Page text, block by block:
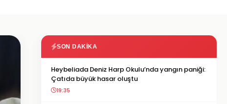
SON DAKIKA
Heybeliada Deniz Harp Okulu’nda yangın paniği:
Çatıda büyük hasar oluştu
19:35